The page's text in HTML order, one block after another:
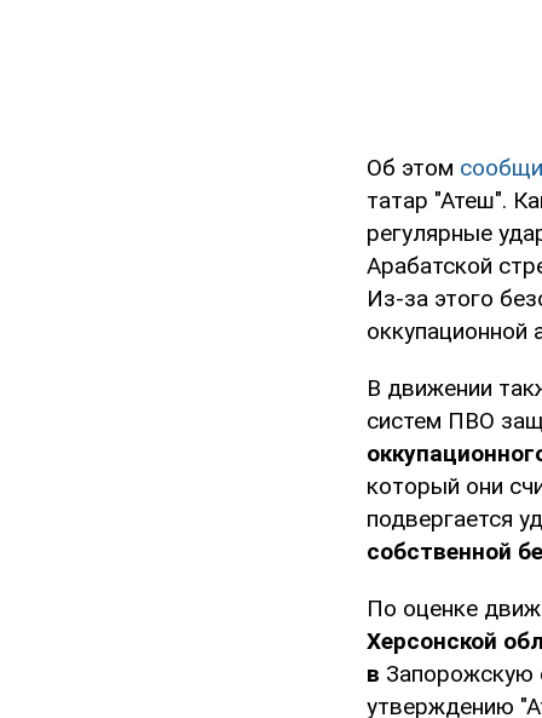
Об этом
татар "Атеш".
регулярные
Арабатской
Из-за этого
оккупационной
В движении
систем ПВО
который они
подвергается
собственной
По оценке
Херсонской
в Запорожскую
утверждению